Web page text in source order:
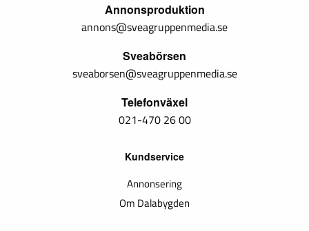
Annonsproduktion
annons@sveagruppenmedia.se
Sveabörsen
sveaborsen@sveagruppenmedia.se
Telefonväxel
021-470 26 00
Kundservice
Annonsering
Om Dalabygden